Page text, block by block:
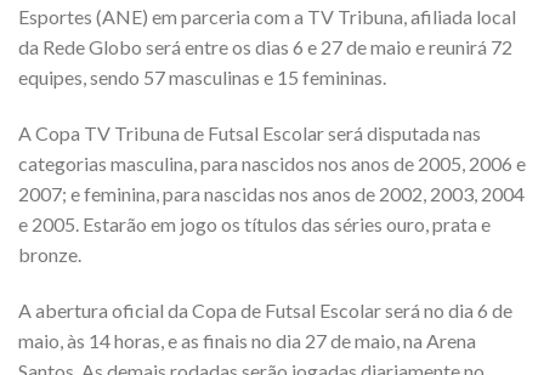
Esportes (ANE) em parceria com a TV Tribuna, afiliada local
da Rede Globo será entre os dias 6 e 27 de maio e reunirá 72
equipes, sendo 57 masculinas e 15 femininas.
A Copa TV Tribuna de Futsal Escolar será disputada nas
categorias masculina, para nascidos nos anos de 2005, 2006 e
2007; e feminina, para nascidas nos anos de 2002, 2003, 2004
e 2005. Estarão em jogo os títulos das séries ouro, prata e
bronze.
A abertura oficial da Copa de Futsal Escolar será no dia 6 de
maio, às 14 horas, e as finais no dia 27 de maio, na Arena